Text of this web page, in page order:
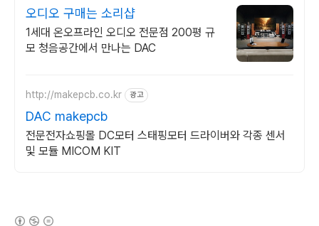
오디오 구매는 소리샵
1세대 온오프라인 오디오 전문점 200평 규
모 청음공간에서 만나는 DAC
http://makepcb.co.kr 광고
DAC makepcb
전문전자쇼핑몰 DC모터 스태핑모터 드라이버와 각종 센서
및 모듈 MICOM KIT